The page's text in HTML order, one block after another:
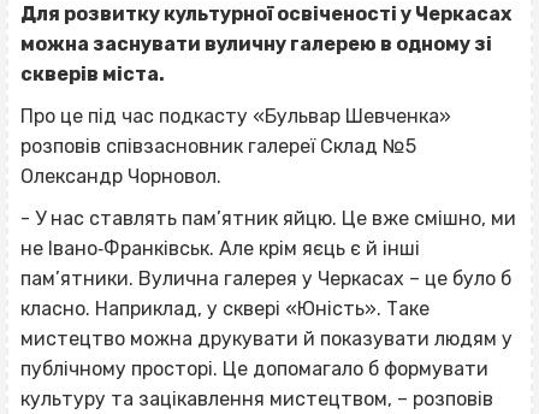
Для розвитку культурної освіченості у Черкасах
можна заснувати вуличну галерею в одному зі
скверів міста.
Про це під час подкасту «Бульвар Шевченка»
розповів співзасновник галереї Склад №5
Олександр Чорновол.
- У нас ставлять пам’ятник яйцю. Це вже смішно, ми
не Івано‐Франківськ. Але крім яєць є й інші
пам’ятники. Вулична галерея у Черкасах – це було б
класно. Наприклад, у сквері «Юність». Таке
мистецтво можна друкувати й показувати людям у
публічному просторі. Це допомагало б формувати
культуру та зацікавлення мистецтвом, – розповів